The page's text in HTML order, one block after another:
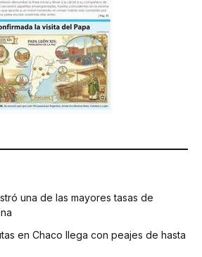
una de las mayores tasas de
en Chaco llega con peajes de hasta